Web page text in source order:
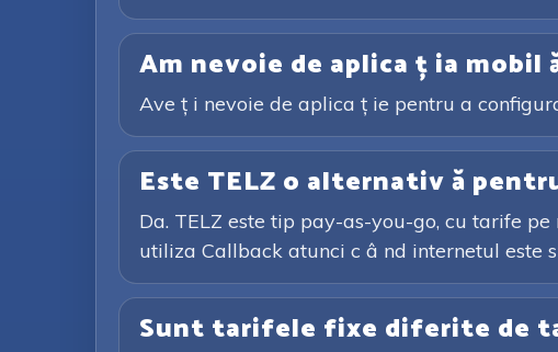
Am nevoie de aplica ț ia mobil
Ave ț i nevoie de aplica ț ie pentru a
Este TELZ o alternativ ă
Da. TELZ este tip pay-as-you-go, cu tarife
utiliza Callback atunci c â nd internetul este
Sunt tarifele fixe diferite de